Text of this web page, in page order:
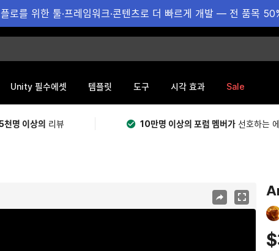
로를 위한 툴·프레임워크·콘텐츠로 더 빠르게 개발 — 전 품목
Unity 필수에셋 템플릿 도구 시각 효과 Sale
천명 이상의 리뷰 10만명 이상의 포럼 멤버가 선호하는